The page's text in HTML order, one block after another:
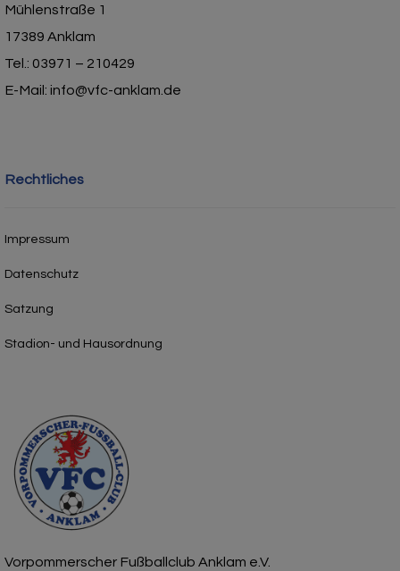
Mühlenstraße 1
17389 Anklam
Tel.: 03971 – 210429
E-Mail: info@vfc-anklam.de
Rechtliches
Impressum
Datenschutz
Satzung
Stadion- und Hausordnung
Vorpommerscher Fußballclub Anklam e.V.